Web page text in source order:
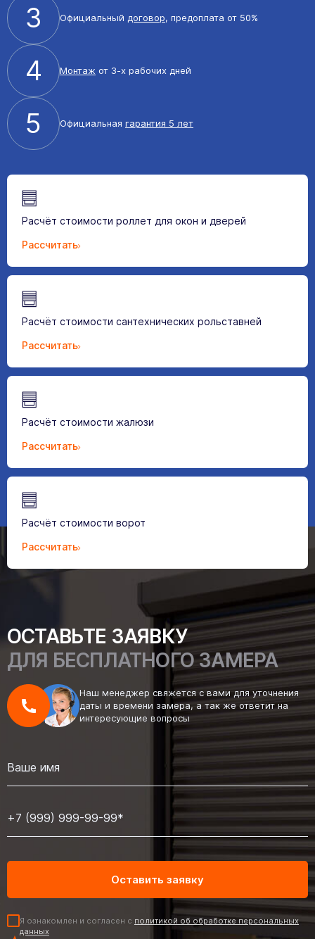
3 Официальный договор, предоплата от 50%
4 Монтаж от 3-х рабочих дней
5 Официальная гарантия 5 лет
Расчёт стоимости роллет для окон и дверей
Рассчитать
Расчёт стоимости сантехнических рольставней
Рассчитать
Расчёт стоимости жалюзи
Рассчитать
Расчёт стоимости ворот
Рассчитать
ОСТАВЬТЕ ЗАЯВКУ
ДЛЯ БЕСПЛАТНОГО ЗАМЕРА
Наш менеджер свяжется с вами для уточнения
даты и времени замера, а так же ответит на
интересующие вопросы
Я ознакомлен и согласен с политикой об обработке персональных
данных